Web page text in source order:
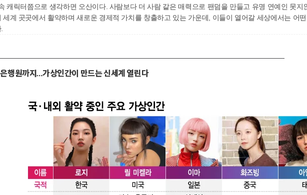
캐릭터쯤으로 생각하면 오산이다. 사람보다 더 사람 같은 매력으로 팬덤을 만들고 유명 연예인 못
세계 곳곳에서 활약하며 새로운 경제적 가치를 창출하고 있는 가운데, 이들이 열어갈 세상에서는 어
행원까지…가상인간이 만드는 신세계 열린다